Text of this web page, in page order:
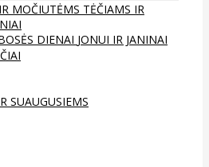
MOČIUTĖMS TĖČIAMS IR
DIENAI JONUI IR JANINAI
SUAUGUSIEMS